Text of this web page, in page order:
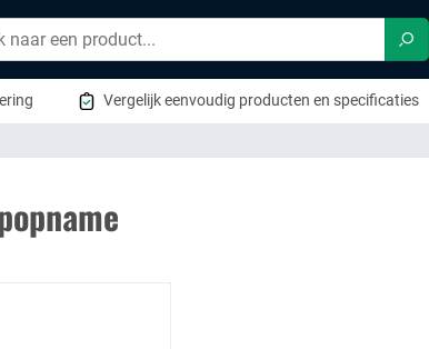
Vergelijk eenvoudig producten en specificaties